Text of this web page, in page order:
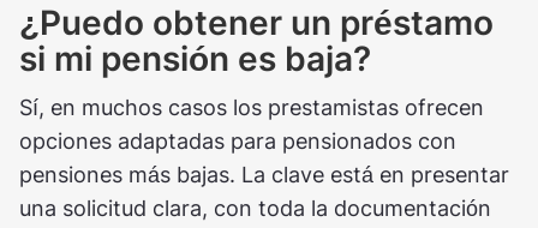
¿Puedo obtener un préstamo
si mi pensión es baja?
Sí, en muchos casos los prestamistas ofrecen
opciones adaptadas para pensionados con
pensiones más bajas. La clave está en presentar
una solicitud clara, con toda la documentación